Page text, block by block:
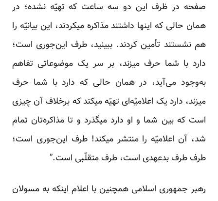
صفحه در ظرف این دو سه ساعت که تهیّه نشده؛ در
همان حالی که اینها داشتند مذاکره میکردند، این بیانیّه را
هم نشستند تأمین کردند. ببینید، طرف این‌جوری است؛
دارد با شما حرف میزند، بر سر یک موضوعاتی تفاهم
به‌وجود می‌آید، در همان حالی که دارد با شما حرف
میزند، دارد یک اعلامیّه‌ای تهیّه میکند که برخلاف آن چیزی
است که بین شما و او دارد میگذرد و تا مذاکره‌تان تمام
شد، آن اعلامیّه را منتشر میکند! طرف این‌جوری است؛
طرف طرف بدعهدی است، طرف متقلّبی است.”
رهبر جمهوری اسلامی همچنین با اعلام اینکه به مسولان